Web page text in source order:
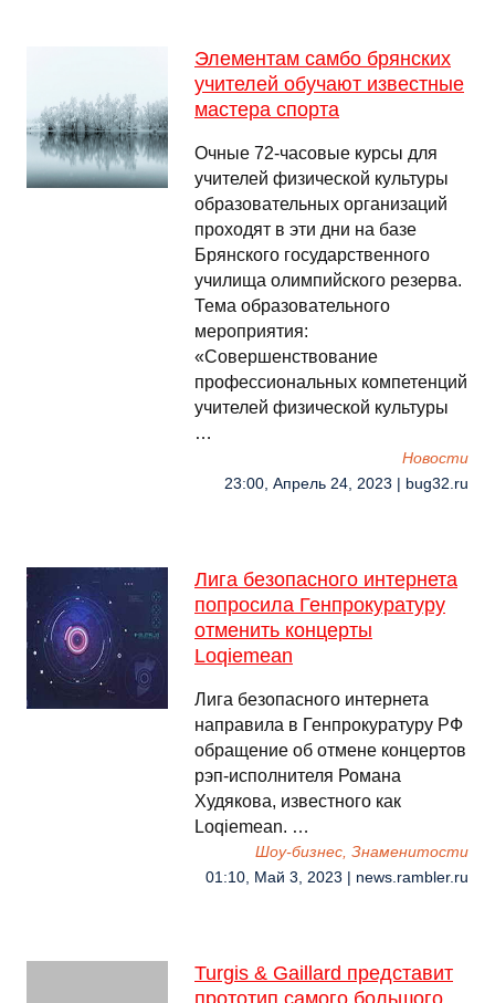
Элементам самбо брянских
учителей обучают известные
мастера спорта
Очные 72-часовые курсы для
учителей физической культуры
образовательных организаций
проходят в эти дни на базе
Брянского государственного
училища олимпийского резерва.
Тема образовательного
мероприятия:
«Совершенствование
профессиональных компетенций
учителей физической культуры
…
Новости
23:00, Апрель 24, 2023 | bug32.ru
Лига безопасного интернета
попросила Генпрокуратуру
отменить концерты
Loqiemean
Лига безопасного интернета
направила в Генпрокуратуру РФ
обращение об отмене концертов
рэп-исполнителя Романа
Худякова, известного как
Loqiemean. …
Шоу-бизнес, Знаменитости
01:10, Май 3, 2023 | news.rambler.ru
Turgis & Gaillard представит
прототип самого большого